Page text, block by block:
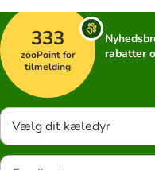
333
zooPoint for
tilmelding
rabatter
Vælg dit kæledyr